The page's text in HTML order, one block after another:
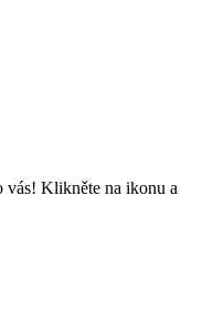
vás! Klikněte na ikonu a